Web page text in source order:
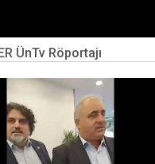
ÜnTv Röportajı